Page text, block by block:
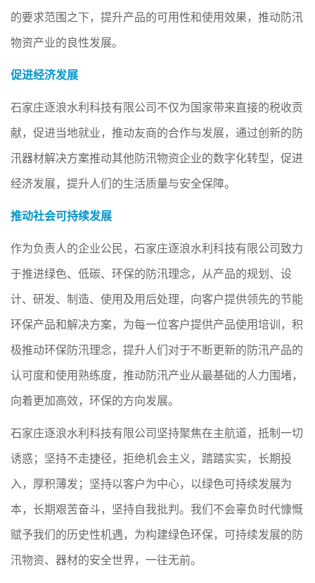
的要求范围之下，提升产品的可用性和使用效果，推动防汛
物资产业的良性发展。
促进经济发展
石家庄逐浪水利科技有限公司不仅为国家带来直接的税收贡
献，促进当地就业，推动友商的合作与发展，通过创新的防
汛器材解决方案推动其他防汛物资企业的数字化转型，促进
经济发展，提升人们的生活质量与安全保障。
推动社会可持续发展
作为负责人的企业公民，石家庄逐浪水利科技有限公司致力
于推进绿色、低碳、环保的防汛理念，从产品的规划、设
计、研发、制造、使用及用后处理，向客户提供领先的节能
环保产品和解决方案，为每一位客户提供产品使用培训，积
极推动环保防汛理念，提升人们对于不断更新的防汛产品的
认可度和使用熟练度，推动防汛产业从最基础的人力围堵，
向着更加高效，环保的方向发展。
石家庄逐浪水利科技有限公司坚持聚焦在主航道，抵制一切
诱惑；坚持不走捷径，拒绝机会主义，踏踏实实，长期投
入，厚积薄发；坚持以客户为中心，以绿色可持续发展为
本，长期艰苦奋斗，坚持自我批判。 我们不会辜负时代慷慨
赋予我们的历史性机遇，为构建绿色环保，可持续发展的防
汛物资、器材的安全世界，一往无前。